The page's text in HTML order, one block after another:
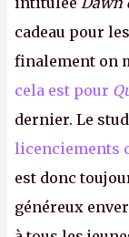
cadeau pour
finalement on
cela est pour
dernier. Le
licenciements
est donc
généreux